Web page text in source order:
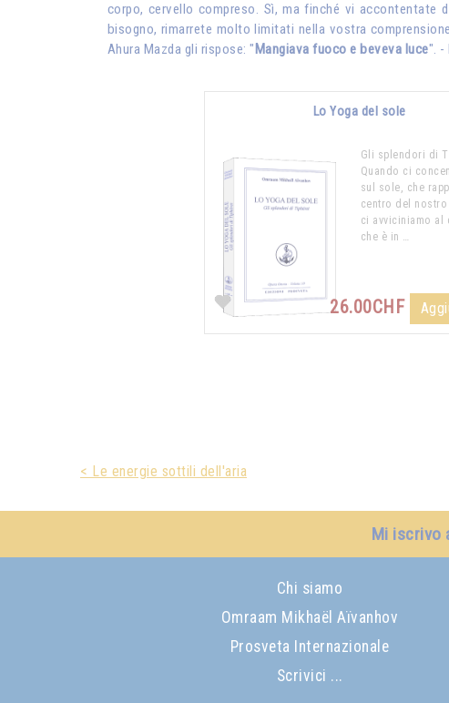
corpo, cervello compreso. Sì, ma finché vi
bisogno, rimarrete molto limitati nella vostra
Ahura Mazda gli rispose: " Mangiava fuoco e beveva luce". -
Lo Yoga del sole
Gli splendori di
Quando ci
sul sole, che
centro del
ci avviciniamo al
che è in …
26.00CHF
< Le energie sottili dell'aria
Mi iscrivo
Chi siamo
Omraam Mikhaël Aïvanhov
Prosveta Internazionale
Scrivici ...